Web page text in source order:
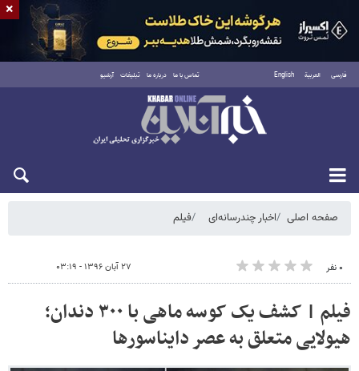
فارسی العربية English تماس با ما درباره ما تبلیغات آرشیو
پنجشنبه ۱۵ مرداد ۱۴۰۵
صفحه اصلی اخبار چندرسانه‌ای فیلم
۰ نفر ۲۷ آبان ۱۳۹۶ - ۰۳:۱۹
فیلم | کشف یک کوسه ماهی با ۳۰۰ دندان؛
هیولایی متعلق به عصر دایناسورها
×